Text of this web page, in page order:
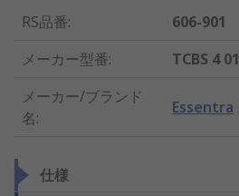
RS品番:
606-901
メーカー型番:
TCBS 4 01
メーカー/ブランド
名:
Essentra
仕様